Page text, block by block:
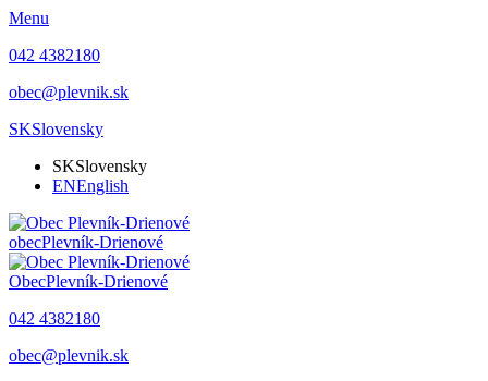
Menu
042 4382180
obec@plevnik.sk
SKSlovensky
SKSlovensky
ENEnglish
obecPlevník-Drienové
ObecPlevník-Drienové
042 4382180
obec@plevnik.sk